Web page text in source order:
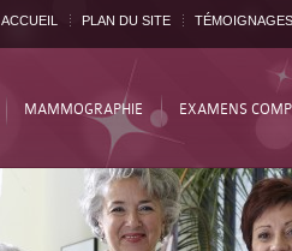
ACCUEIL PLAN DU SITE TÉMOIGNAGES
MAMMOGRAPHIE EXAMENS